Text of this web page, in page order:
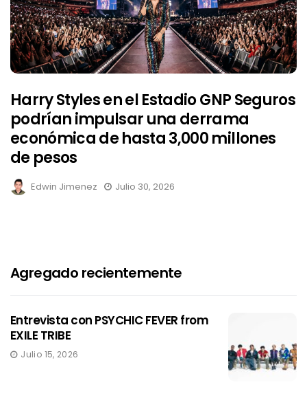
Harry Styles en el Estadio GNP Seguros
podrían impulsar una derrama
económica de hasta 3,000 millones
de pesos
Edwin Jimenez Julio 30, 2026
Agregado recientemente
Entrevista con PSYCHIC FEVER from
EXILE TRIBE
Julio 15, 2026